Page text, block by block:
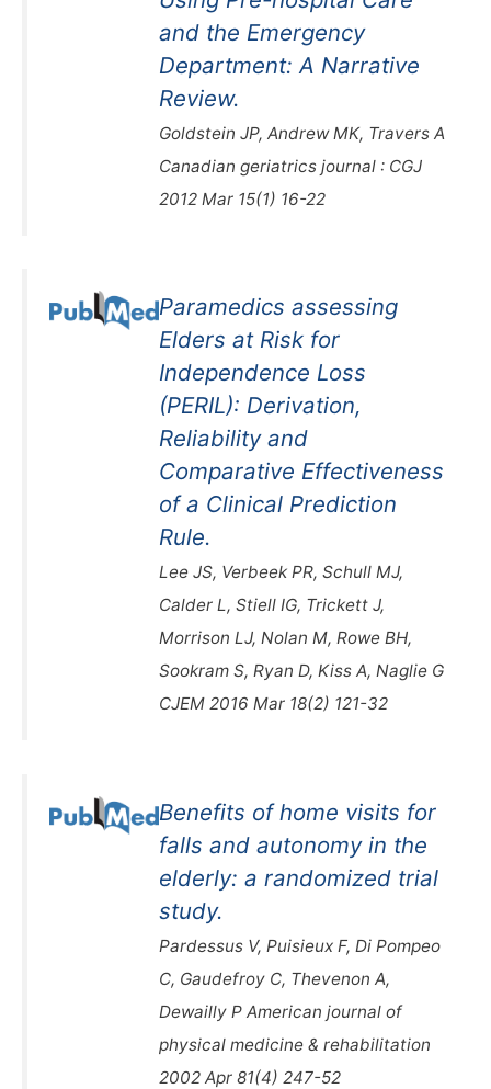
and the Emergency
Department: A Narrative
Review.
Goldstein JP, Andrew MK, Travers A
Canadian geriatrics journal : CGJ
2012 Mar 15(1) 16-22
Paramedics assessing
Elders at Risk for
Independence Loss
(PERIL): Derivation,
Reliability and
Comparative Effectiveness
of a Clinical Prediction
Rule.
Lee JS, Verbeek PR, Schull MJ,
Calder L, Stiell IG, Trickett J,
Morrison LJ, Nolan M, Rowe BH,
Sookram S, Ryan D, Kiss A, Naglie G
CJEM 2016 Mar 18(2) 121-32
Benefits of home visits for
falls and autonomy in the
elderly: a randomized trial
study.
Pardessus V, Puisieux F, Di Pompeo
C, Gaudefroy C, Thevenon A,
Dewailly P American journal of
physical medicine & rehabilitation
2002 Apr 81(4) 247-52